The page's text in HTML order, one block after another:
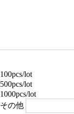
100pcs/lot
500pcs/lot
1000pcs/lot
その他